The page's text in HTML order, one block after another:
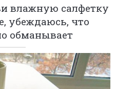
влажную салфетку
убеждаюсь, что
обманывает